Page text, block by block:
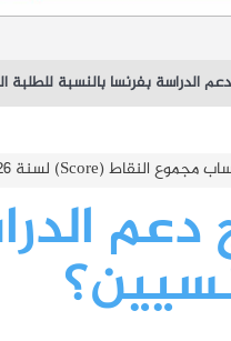
الدراسة بفرنسا بالنسبة للطلبة
المعاهد النموذجية - دورة 2026
دعم